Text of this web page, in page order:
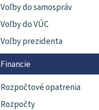
Voľby do samospráv
Voľby do VÚC
Voľby prezidenta
Financie
Rozpočtové opatrenia
Rozpočty